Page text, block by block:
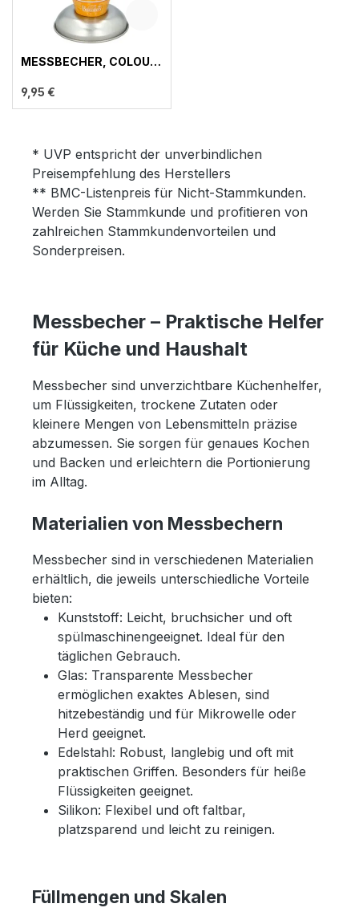
MESSBECHER, COLOUR
9,95 €
* UVP entspricht der unverbindlichen
Preisempfehlung des Herstellers
** BMC-Listenpreis für Nicht-Stammkunden.
Werden Sie Stammkunde und profitieren von
zahlreichen Stammkundenvorteilen und
Sonderpreisen.
Messbecher – Praktische Helfer
für Küche und Haushalt
Messbecher sind unverzichtbare Küchenhelfer,
um Flüssigkeiten, trockene Zutaten oder
kleinere Mengen von Lebensmitteln präzise
abzumessen. Sie sorgen für genaues Kochen
und Backen und erleichtern die Portionierung
im Alltag.
Materialien von Messbechern
Messbecher sind in verschiedenen Materialien
erhältlich, die jeweils unterschiedliche Vorteile
bieten:
Kunststoff: Leicht, bruchsicher und oft
spülmaschinengeeignet. Ideal für den
täglichen Gebrauch.
Glas: Transparente Messbecher
ermöglichen exaktes Ablesen, sind
hitzebeständig und für Mikrowelle oder
Herd geeignet.
Edelstahl: Robust, langlebig und oft mit
praktischen Griffen. Besonders für heiße
Flüssigkeiten geeignet.
Silikon: Flexibel und oft faltbar,
platzsparend und leicht zu reinigen.
Füllmengen und Skalen